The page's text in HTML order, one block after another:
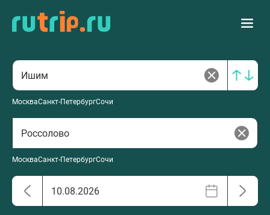
МоскваСанкт-ПетербургСочи
МоскваСанкт-ПетербургСочи